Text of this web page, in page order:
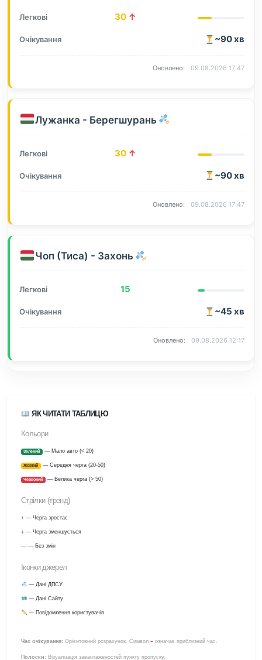
30 ↑
~90 хв
09.08.2026 17:47
Лужанка - Берегшурань
30 ↑
~90 хв
09.08.2026 17:47
Чоп (Тиса) - Захонь
15
~45 хв
09.08.2026 12:17
ЯК ЧИТАТИ ТАБЛИЦЮ
Кольори
Зелений — Мало авто (< 20)
Жовтий — Середня черга (20-50)
Червоний — Велика черга (> 50)
Стрілки (тренд)
↑ — Черга зростає
↓ — Черга зменшується
— — Без змін
Іконки джерел
— Дані ДПСУ
— Дані Сайту
— Повідомлення користувачів
Час очікування: Орієнтовний розрахунок. Символ ~ означає приблизний час.
Полоски: Візуалізація завантаженостей пункту пропуску.